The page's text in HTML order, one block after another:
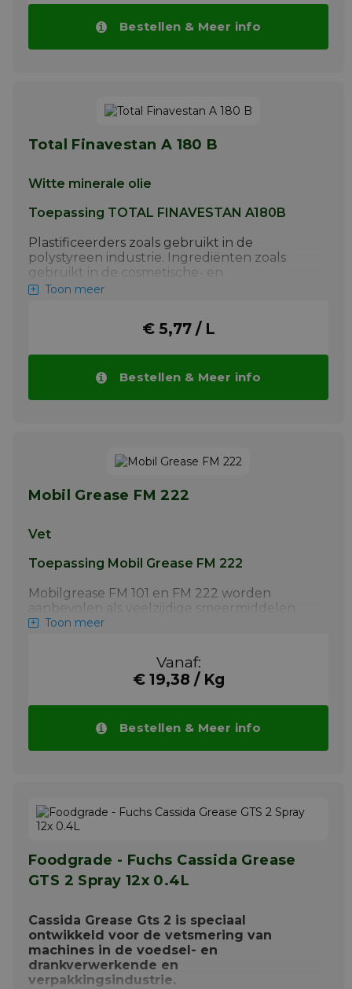
verbindingen, getande rekken, buisvormige
rupsbanden, nokken, vuldozen, hoogbelaste
en vetgesmeerde kettingen, enz.
Bestellen & Meer info
Total Finavestan A 180 B
Witte minerale olie
Toepassing TOTAL FINAVESTAN A180B
Plastificeerders zoals gebruikt in de
polystyreen industrie. Ingrediënten zoals
gebruikt in de cosmetische- en
pharmaceutische industrie. Schuimremmer,
Toon meer
€ 5,77 / L
Bestellen & Meer info
Mobil Grease FM 222
Vet
Toepassing Mobil Grease FM 222
Mobilgrease FM 101 en FM 222 worden
aanbevolen als veelzijdige smeermiddelen
voor gebruik in de voedingsmiddelen- en
NSF H1 registratie vereist zijn. De
voedingsindustrie omvat:
Voedselverwerkende industrie,
verpakkingsindustrie. Toepassingen
omvatten: Algemeen gebruik voor smering
afschuifstabiliteit van de
verdikkingsmiddelen resulteren in het
vermogen om smering te leveren over een
temperaturen.
Meer info
Toon meer
Vanaf:
€ 19,38 / Kg
Bestellen & Meer info
Foodgrade - Fuchs Cassida Grease
GTS 2 Spray 12x 0.4L
Cassida Grease Gts 2 is speciaal
ontwikkeld voor de vetsmering van
machines in de voedsel- en
drankverwerkende en
verpakkingsindustrie.